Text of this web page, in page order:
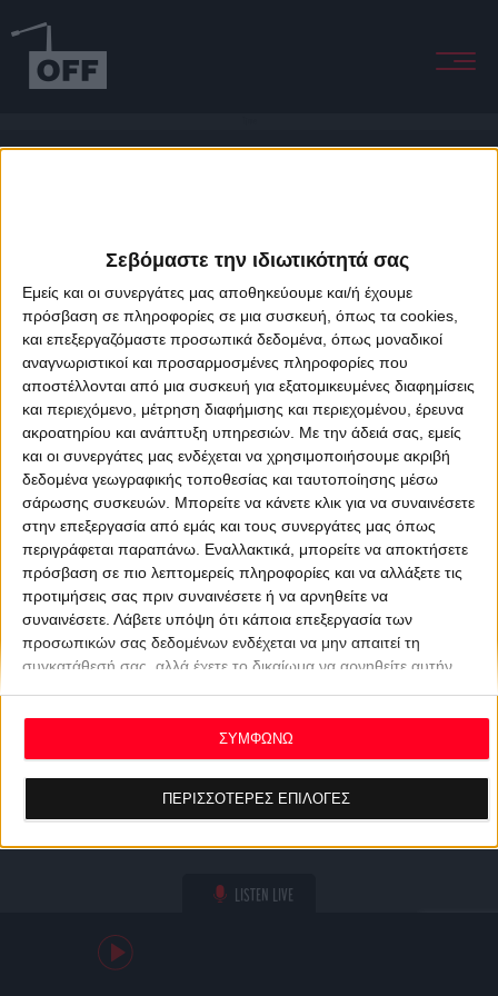
Σεβόμαστε την ιδιωτικότητά σας
Εμείς και οι συνεργάτες μας αποθηκεύουμε και/ή έχουμε
πρόσβαση σε πληροφορίες σε μια συσκευή, όπως τα cookies,
και επεξεργαζόμαστε προσωπικά δεδομένα, όπως μοναδικοί
αναγνωριστικοί και προσαρμοσμένες πληροφορίες που
αποστέλλονται από μια συσκευή για εξατομικευμένες διαφημίσεις
και περιεχόμενο, μέτρηση διαφήμισης και περιεχομένου, έρευνα
ακροατηρίου και ανάπτυξη υπηρεσιών. Με την άδειά σας, εμείς
και οι συνεργάτες μας ενδέχεται να χρησιμοποιήσουμε ακριβή
δεδομένα γεωγραφικής τοποθεσίας και ταυτοποίησης μέσω
σάρωσης συσκευών. Μπορείτε να κάνετε κλικ για να συναινέσετε
στην επεξεργασία από εμάς και τους συνεργάτες μας όπως
περιγράφεται παραπάνω. Εναλλακτικά, μπορείτε να αποκτήσετε
πρόσβαση σε πιο λεπτομερείς πληροφορίες και να αλλάξετε τις
προτιμήσεις σας πριν συναινέσετε ή να αρνηθείτε να
συναινέσετε. Λάβετε υπόψη ότι κάποια επεξεργασία των
προσωπικών σας δεδομένων ενδέχεται να μην απαιτεί τη
συγκατάθεσή σας, αλλά έχετε το δικαίωμα να αρνηθείτε αυτήν
ανακαλέσετε τη συγκατάθεσή σας ανά πάσα στιγμή
επιστρέφοντας σε αυτόν τον ιστότοπο και κάνοντας κλικ στο
κουμπί "Απορρήτου" στο κάτω μέρος της ιστοσελίδας.
ΠΕΡΙΣΣΟΤΕΡΕΣ ΕΠΙΛΟΓΕΣ
ΣΥΜΦΩΝΩ
LISTEN LIVE
About Offradio Business Class Terms & Conditions
Privacy Policy
Designed & developed byporcupine colors&Fotis Alexandrou